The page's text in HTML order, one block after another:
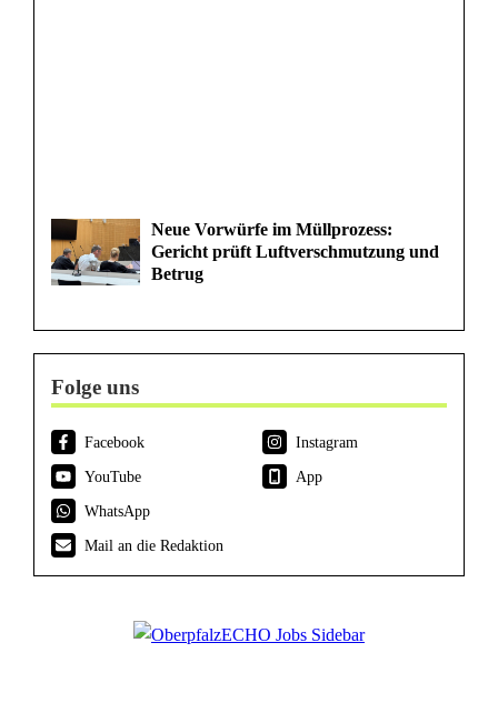
Neue Vorwürfe im Müllprozess:
Gericht prüft Luftverschmutzung und
Betrug
Folge uns
Facebook
Instagram
YouTube
App
WhatsApp
Mail an die Redaktion